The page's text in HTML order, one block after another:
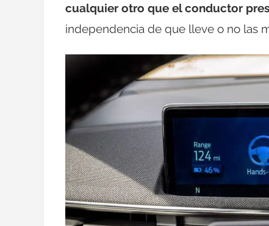
cualquier otro que el conductor
independencia de que lleve o no las